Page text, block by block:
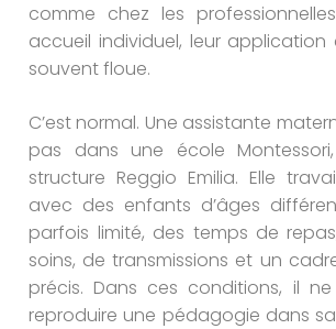
comme chez les
accueil individuel, leur
souvent floue.
C’est normal. Une assistante
pas dans une école
structure Reggio Emilia. Elle
avec des enfants d’âges
parfois limité, des temps de
soins, de transmissions et un
précis. Dans ces conditions, il
reproduire une pédagogie dans sa